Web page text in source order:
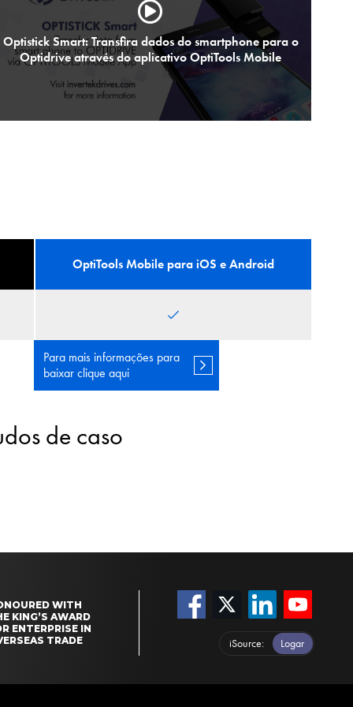
Optistick Smart: Transfira dados do smartphone para o
Optidrive através do aplicativo OptiTools Mobile
OptiTools Mobile para iOS e Android
Para mais informações para
baixar clique aqui
de caso
WITH
KING’S AWARD
ENTERPRISE IN
TRADE
iSource Logar